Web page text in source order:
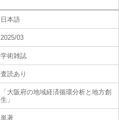
日本語
2025/03
学術雑誌
査読あり
「大阪府の地域経済循環分析と地方創
生」
単著